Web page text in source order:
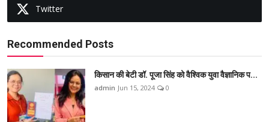
Twitter
Recommended Posts
किसान की बेटी डॉ. पूजा सिंह को वैश्विक युवा वैज्ञानिक प...
admin Jun 15, 2024 0